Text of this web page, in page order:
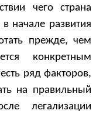
чего страна
начале развития
прежде, чем
конкретным
ряд факторов,
на правильный
легализации